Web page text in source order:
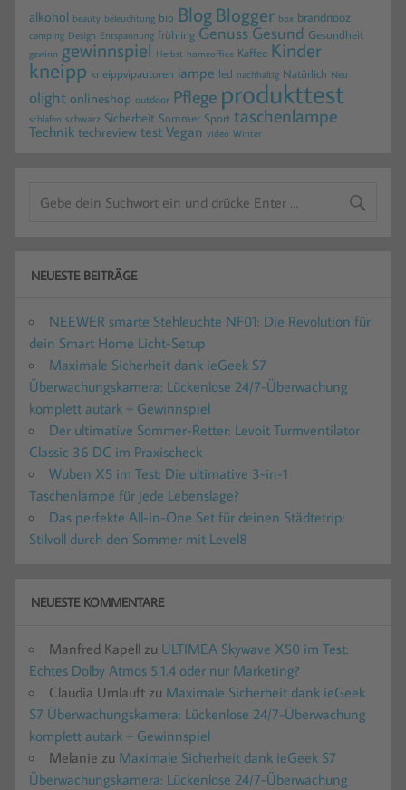
alkohol beauty beleuchtung bio BlogBlogger box brandnooz
camping Design Entspannung frühling GenussGesund Gesundheit
gewinn gewinnspiel Herbst homeoffice Kaffee Kinder
kneipp kneippvipautoren lampe led nachhaltig Natürlich Neu
olight onlineshop outdoor Pflege produkttest
schlafen schwarz Sicherheit Sommer Sport taschenlampe
Technik techreview test Vegan video Winter
NEUESTE BEITRÄGE
NEEWER smarte Stehleuchte NF01: Die Revolution für
dein Smart Home Licht-Setup
Maximale Sicherheit dank ieGeek S7
Überwachungskamera: Lückenlose 24/7-Überwachung
komplett autark + Gewinnspiel
Der ultimative Sommer-Retter: Levoit Turmventilator
Classic 36 DC im Praxischeck
Wuben X5 im Test: Die ultimative 3-in-1
Taschenlampe für jede Lebenslage?
Das perfekte All-in-One Set für deinen Städtetrip:
Stilvoll durch den Sommer mit Level8
NEUESTE KOMMENTARE
Manfred Kapell zu ULTIMEA Skywave X50 im Test:
Echtes Dolby Atmos 5.1.4 oder nur Marketing?
Claudia Umlauft zu Maximale Sicherheit dank ieGeek
S7 Überwachungskamera: Lückenlose 24/7-Überwachung
komplett autark + Gewinnspiel
Melanie zu Maximale Sicherheit dank ieGeek S7
Überwachungskamera: Lückenlose 24/7-Überwachung